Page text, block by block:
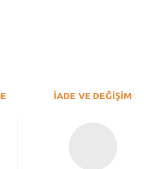
İADE VE DEĞİŞİM